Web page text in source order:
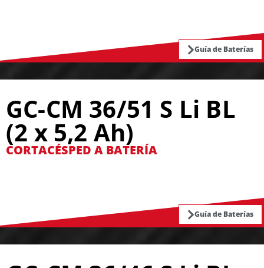
Guía de Baterías
GC-CM 36/51 S Li BL
(2 x 5,2 Ah)
CORTACÉSPED A BATERÍA
Guía de Baterías